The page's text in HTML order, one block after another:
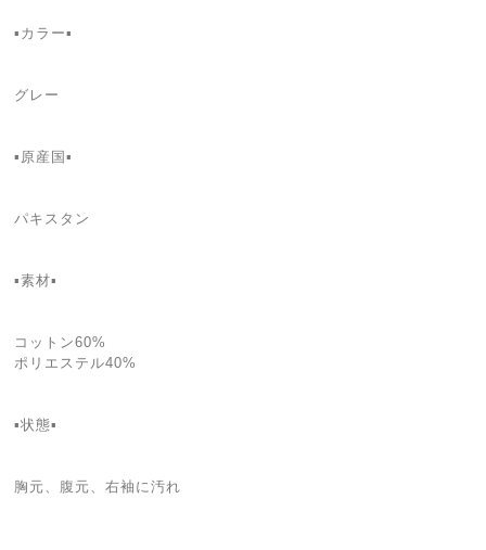
▪カラー▪
グレー
▪️原産国▪
パキスタン
▪️素材▪
コットン60%
ポリエステル40%
▪️状態▪️
胸元、腹元、右袖に汚れ